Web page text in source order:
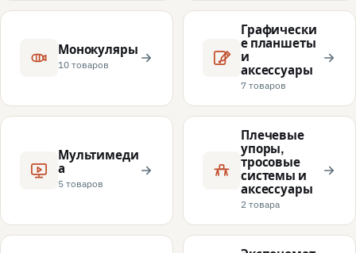
Монокуляры
10 товаров
Графически
е планшеты
и
аксессуары
7 товаров
Мультимеди
а
5 товаров
Плечевые
упоры,
тросовые
системы и
аксессуары
2 товара